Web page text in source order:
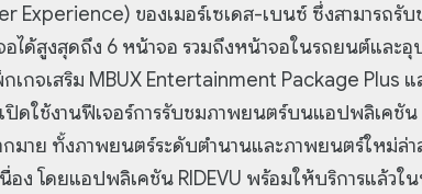
Experience) ของเมอร์เซเดส-เบนซ์ ซึ่งสามารถรั
ได้สูงสุดถึง 6 หน้าจอ รวมถึงหน้าจอในรถยนต์และ
กจเสริม MBUX Entertainment Package Plus
ปิดใช้งานฟีเจอร์การรับชมภาพยนตร์บนแอปพลิเคชั
มาย ทั้งภาพยนตร์ระดับตำนานและภาพยนตร์ใหม่ล่า
ง โดยแอปพลิเคชัน RIDEVU พร้อมให้บริการแล้วใ